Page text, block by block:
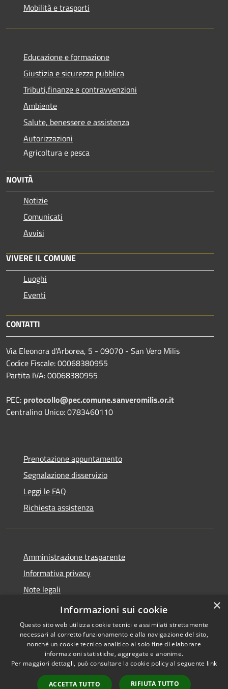
Mobilità e trasporti
Educazione e formazione
Giustizia e sicurezza pubblica
Tributi,finanze e contravvenzioni
Ambiente
Salute, benessere e assistenza
Autorizzazioni
Agricoltura e pesca
NOVITÀ
Notizie
Comunicati
Avvisi
VIVERE IL COMUNE
Luoghi
Eventi
CONTATTI
Via Eleonora d'Arborea, 5 - 09070 - San Vero Milis
Codice Fiscale: 00068380955
Partita IVA: 00068380955
PEC: protocollo@pec.comune.sanveromilis.or.it
Centralino Unico: 0783460110
Prenotazione appuntamento
Segnalazione disservizio
Leggi le FAQ
Richiesta assistenza
Amministrazione trasparente
Informativa privacy
Note legali
Dichiarazione di accessibilità
Accessibilità
Copyright © 2026 • Comune di
San Vero Milis • Powered by
Municipium•
Accesso
×
Informazioni sui cookie
Questo sito web utilizza cookie tecnici e assimilati strettamente
necessari al corretto funzionamento e alla navigazione del sito,
nonché un cookie tecnico analitico al solo fine di elaborare
informazioni statistiche, aggregate e anonime.
Per maggiori dettagli, può consultare la cookie policy al seguente link
ACCETTA TUTTO RIFIUTA TUTTO